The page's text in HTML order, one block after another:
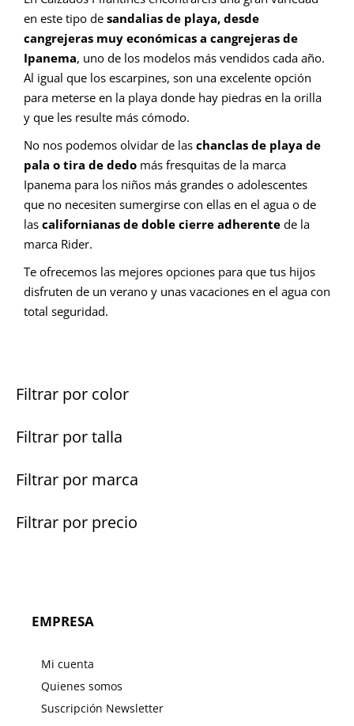
en este tipo de sandalias de playa, desde
cangrejeras muy económicas a cangrejeras de
Ipanema, uno de los modelos más vendidos cada año.
Al igual que los escarpines, son una excelente opción
para meterse en la playa donde hay piedras en la orilla
y que les resulte más cómodo.
No nos podemos olvidar de las chanclas de playa de
pala o tira de dedo más fresquitas de la marca
Ipanema para los niños más grandes o adolescentes
que no necesiten sumergirse con ellas en el agua o de
las californianas de doble cierre adherente de la
marca Rider.
Te ofrecemos las mejores opciones para que tus hijos
disfruten de un verano y unas vacaciones en el agua con
total seguridad.
Filtrar por color
Filtrar por talla
Filtrar por marca
Filtrar por precio
EMPRESA
Mi cuenta
Quienes somos
Suscripción Newsletter